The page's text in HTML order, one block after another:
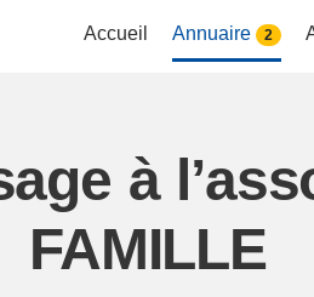
Accueil Annuaire 2
à
FAMILLE